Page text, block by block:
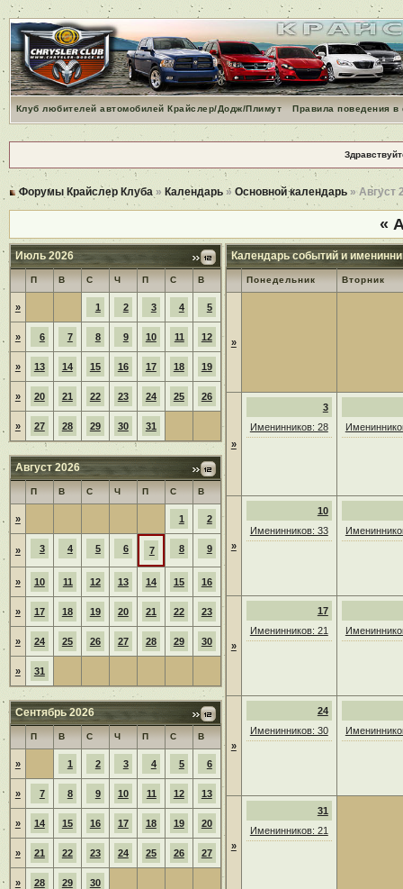
Клуб любителей автомобилей Крайслер/Додж/Плимут Правила поведения
Форумы Крайслер Клуба » Календарь» Основной календарь» Август
«
Июль 2026
П В С Ч П С В
» 1 2 3 4 5
» 6 7 8 9 10 11 12
» 13 14 15 16 17 18 19
» 20 21 22 23 24 25 26
» 27 28 29 30 31
Август 2026
П В С Ч П С В
» 1 2
» 3 4 5 6 7 8 9
» 10 11 12 13 14 15 16
» 17 18 19 20 21 22 23
» 24 25 26 27 28 29 30
» 31
Сентябрь 2026
П В С Ч П С В
» 1 2 3 4 5 6
» 7 8 9 10 11 12 13
» 14 15 16 17 18 19 20
» 21 22 23 24 25 26 27
» 28 29 30
Календарь событий и
Понедельник Вторник
»
»
3
Именинников: 28
»
10
Именинников: 33
»
17
Именинников: 21
»
24
Именинников: 30
»
31
Именинников: 21